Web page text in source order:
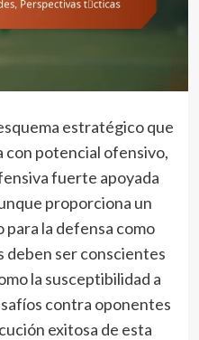
estratégico que
con potencial ofensivo,
fuerte apoyada
proporciona un
la defensa como
deben ser conscientes
la susceptibilidad a
contra oponentes
exitosa de esta